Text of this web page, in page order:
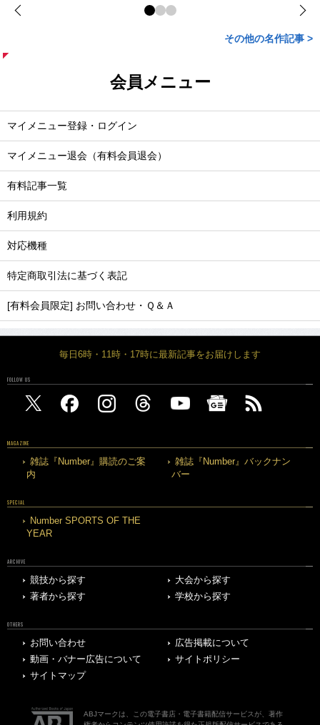
その他の名作記事 >
会員メニュー
マイメニュー登録・ログイン
マイメニュー退会（有料会員退会）
有料記事一覧
利用規約
対応機種
特定商取引法に基づく表記
[有料会員限定] お問い合わせ・Ｑ＆Ａ
毎日6時・11時・17時に最新記事をお届けします
FOLLOW US
MAGAZINE
雑誌『Number』購読のご案
内
雑誌『Number』バックナン
バー
SPECIAL
Number SPORTS OF THE
YEAR
ARCHIVE
競技から探す
大会から探す
著者から探す
学校から探す
OTHERS
お問い合わせ
広告掲載について
動画・バナー広告について
サイトポリシー
サイトマップ
ABJマークは、この電子書店・電子書籍配信サービスが、著作